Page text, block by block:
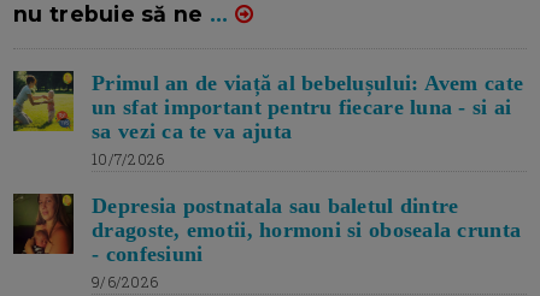
nu trebuie să ne ...
Primul an de viață al bebelușului: Avem cate
un sfat important pentru fiecare luna - si ai
sa vezi ca te va ajuta
10/7/2026
Depresia postnatala sau baletul dintre
dragoste, emotii, hormoni si oboseala crunta
- confesiuni
9/6/2026